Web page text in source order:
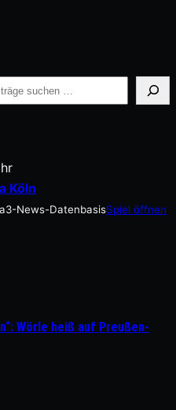
Köln
News-DatenbasisSpiel öffnen
Wörle heiß auf Preußen-